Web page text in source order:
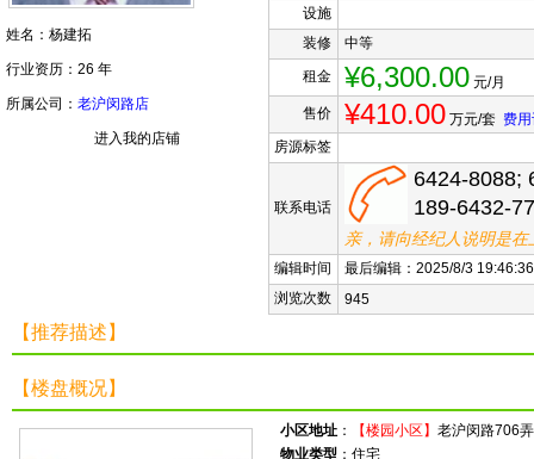
姓名：杨建拓
行业资历：26 年
所属公司： 老沪闵路店
进入我的店铺
设施
装修
中等
租金
¥6,300.00 元/月
售价
¥410.00 万元/套 费
房源标签
联系电话
6424-8088;
189-6432-
亲，请向经纪人说明是
编辑时间
最后编辑：2025/8/3 19:46:36
浏览次数
945
【推荐描述】
【楼盘概况】
小区地址 ： 【楼园小区】 老沪闵路706弄
物业类型 ：住宅